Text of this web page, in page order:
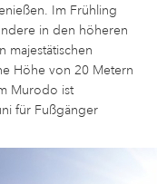
Im Frühling
in den höheren
majestätischen
Höhe von 20 Metern
Murodo ist
für Fußgänger